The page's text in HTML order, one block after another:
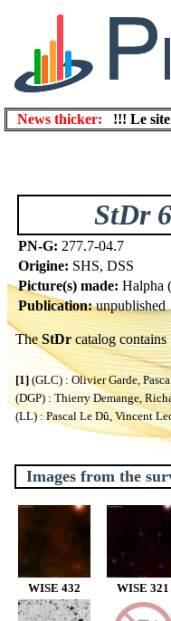
News thicker: !!! Le
StDr
PN-G: 277.7-04.7
Origine: SHS, DSS
Picture(s) made: Halpha
Publication:unpublished
TheStDrcatalog contains
[1](GLC) : Olivier Garde,
(DGP) : Thierry Demange,
(LL) : Pascal Le Dû, Vincent
Images from the
WISE 432 WISE 321